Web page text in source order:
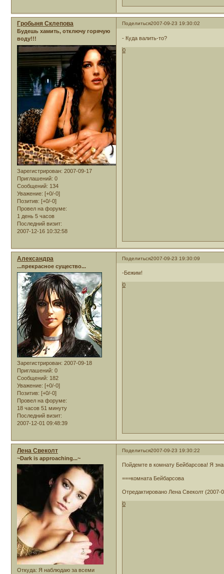
Поделиться2007-09-23 19:30:02
Гробыня Склепова
Будешь хамить, отключу горячую
воду!!!
Зарегистрирован: 2007-09-17
Приглашений: 0
Сообщений: 134
Уважение: [+0/-0]
Позитив: [+0/-0]
Провел на форуме:
1 день 5 часов
Последний визит:
2007-12-16 10:32:58
- Куда валить-то?
0
Поделиться2007-09-23 19:30:09
Александра
...прекрасное существо...
Зарегистрирован: 2007-09-18
Приглашений: 0
Сообщений: 182
Уважение: [+0/-0]
Позитив: [+0/-0]
Провел на форуме:
18 часов 51 минуту
Последний визит:
2007-12-01 09:48:39
-Бежим!
0
Поделиться2007-09-23 19:30:22
Лена Свеколт
~Dark is approaching...~
Откуда: Я наблюдаю за всеми
Пойдемте в комнату Бейбарсова! Я
===комната Бейбарсова
Отредактировано Лена Свеколт (2007-
0